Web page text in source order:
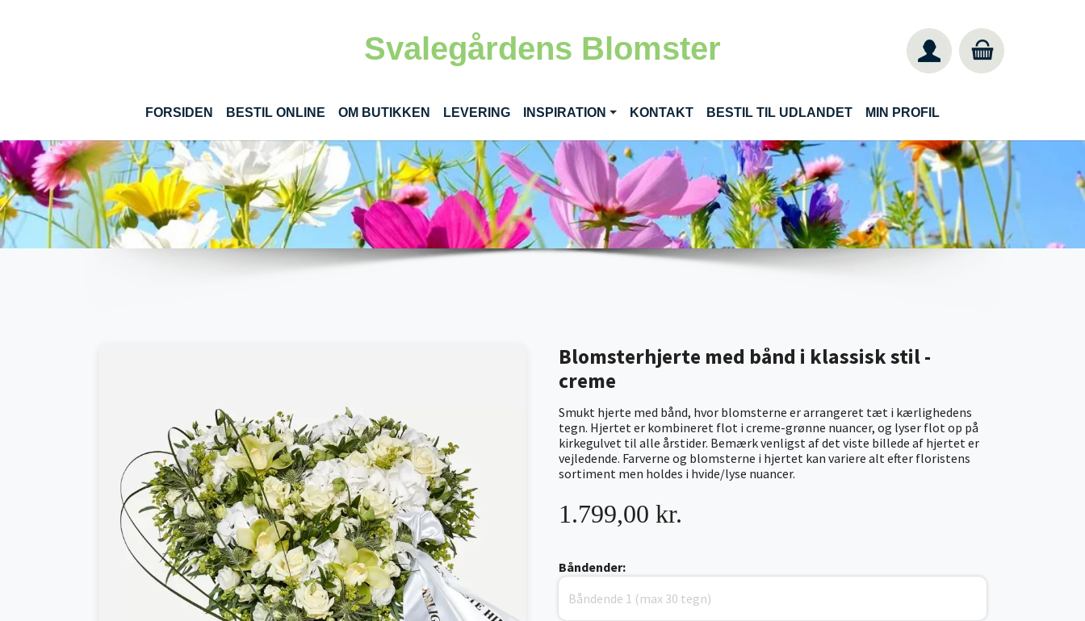
Svalegårdens Blomster
FORSIDEN BESTIL ONLINE(CURRENT)
OM BUTIKKEN LEVERING INSPIRATION KONTAKT BESTIL TIL UDLANDET MIN PROFIL
Blomsterhjerte med bånd i klassisk stil -
creme
Smukt hjerte med bånd, hvor blomsterne er arrangeret tæt i kærlighedens
tegn. Hjertet er kombineret flot i creme-grønne nuancer, og lyser flot op på
kirkegulvet til alle årstider. Bemærk venligst af det viste billede af hjertet er
vejledende. Farverne og blomsterne i hjertet kan variere alt efter floristens
sortiment men holdes i hvide/lyse nuancer.
1.799,00 kr.
Båndender: